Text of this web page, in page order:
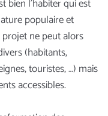
bien l’habiter qui est
populaire et
ne peut alors
(habitants,
touristes, …) mais
accessibles.